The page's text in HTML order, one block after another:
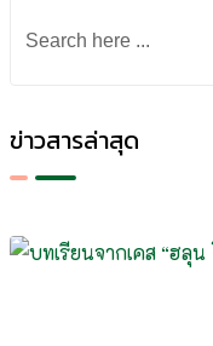
ข่าวสารล่าสุด